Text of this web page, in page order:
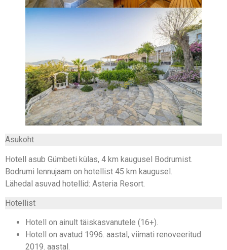
Asukoht
Hotell asub Gümbeti külas, 4 km kaugusel Bodrumist.
Bodrumi lennujaam on hotellist 45 km kaugusel.
Lähedal asuvad hotellid: Asteria Resort.
Hotellist
Hotell on ainult täiskasvanutele (16+).
Hotell on avatud 1996. aastal, viimati renoveeritud
2019. aastal.